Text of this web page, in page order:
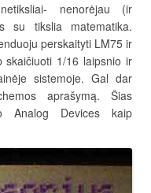
nenorėjau (ir
su tikslia matematika.
perskaityti LM75 ir
skaičiuoti 1/16 laipsnio ir
sistemoje. Gal dar
aprašymą. Šias
Analog Devices kaip